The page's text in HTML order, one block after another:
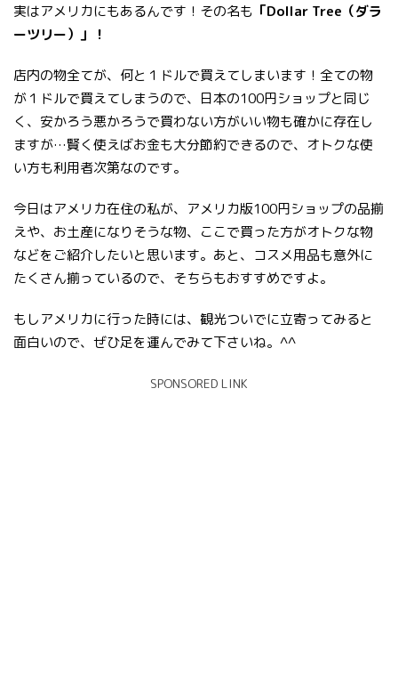
実はアメリカにもあるんです！その名も 「Dollar Tree（ダラ
ーツリー）」！
店内の物全てが、何と１ドルで買えてしまいます！全ての物
が１ドルで買えてしまうので、日本の100円ショップと同じ
く、安かろう悪かろうで買わない方がいい物も確かに存在し
ますが…賢く使えばお金も大分節約できるので、オトクな使
い方も利用者次第なのです。
今日はアメリカ在住の私が、アメリカ版100円ショップの品揃
えや、お土産になりそうな物、ここで買った方がオトクな物
などをご紹介したいと思います。あと、コスメ用品も意外に
たくさん揃っているので、そちらもおすすめですよ。
もしアメリカに行った時には、観光ついでに立寄ってみると
面白いので、ぜひ足を運んでみて下さいね。^^
SPONSORED LINK